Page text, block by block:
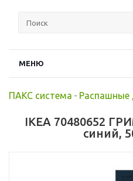
МЕНЮ
ПАКС система - Распашные
IKEA 70480652
синий,